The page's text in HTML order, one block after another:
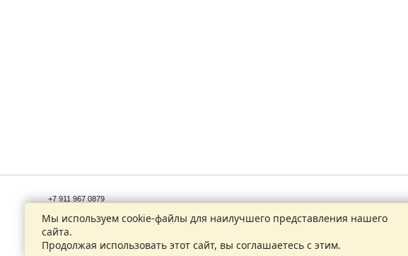
+7 911 967 0879
Контактные данные
Мы используем cookie-файлы для наилучшего представления нашего
сайта.
Продолжая использовать этот сайт, вы соглашаетесь с этим.